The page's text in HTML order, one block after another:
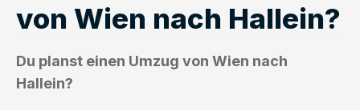
von Wien nach Hallein?
Du planst einen Umzug von Wien nach
Hallein?